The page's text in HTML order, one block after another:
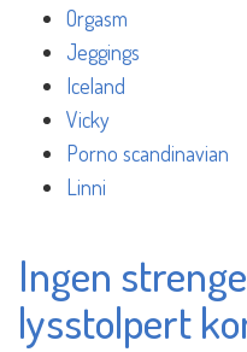
Orgasm
Jeggings
Iceland
Vicky
Porno scandinavian
Linni
Ingen
lysstolpert